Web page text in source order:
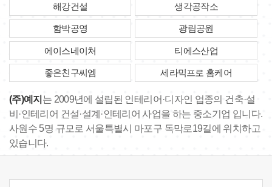
해강건설 생각공작소
함박공영 광림공원
에이스네이처 티에스산업
좋은친구씨엠 세라믹프로 홈케어
(주)예지 는 2009년에 설립된 인테리어·디자인 업종의 건축·설
비·인테리어 건설·설계·인테리어 사업을 하는 중소기업 입니다.
사원수 5명 규모로 서울특별시 마포구 독막로19길에 위치하고
있습니다.